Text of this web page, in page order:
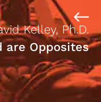
Kelley, Ph.D.
are Opposites